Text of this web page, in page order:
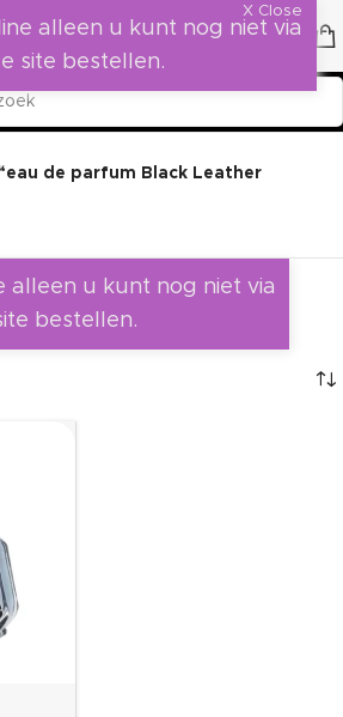
de parfum Black Leather
alleen u kunt nog niet via
bestellen.
X Close
alleen u kunt nog niet via
site bestellen.